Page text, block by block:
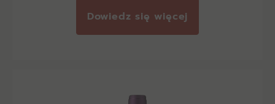
Dowiedz się więcej